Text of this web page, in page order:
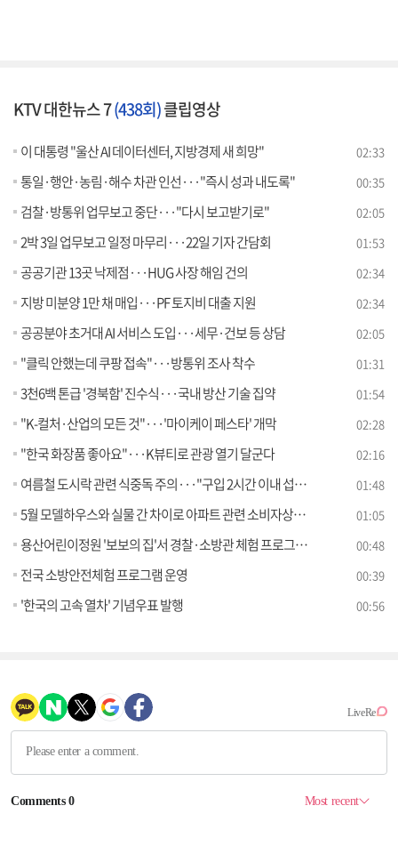
KTV 대한뉴스 7(438회)클립영상
이 대통령 "울산 AI 데이터센터, 지방경제 새 희망" 02:33
통일·행안·농림·해수 차관 인선···"즉시 성과 내도록" 00:35
검찰·방통위 업무보고 중단···"다시 보고받기로" 02:05
2박 3일 업무보고 일정 마무리···22일 기자 간담회 01:53
공공기관 13곳 낙제점···HUG 사장 해임 건의 02:34
지방 미분양 1만 채 매입···PF 토지비 대출 지원 02:34
공공분야 초거대 AI 서비스 도입···세무·건보 등 상담 02:05
"클릭 안했는데 쿠팡 접속"···방통위 조사 착수 01:31
3천6백 톤급 '경북함' 진수식···국내 방산 기술 집약 01:54
"K-컬처·산업의 모든 것"···'마이케이 페스타' 개막 02:28
"한국 화장품 좋아요"···K뷰티로 관광 열기 달군다 02:16
여름철 도시락 관련 식중독 주의···"구입 2시간 이내 섭취해야" 01:48
5월 모델하우스와 실물 간 차이로 아파트 관련 소비자상담 급증 01:05
용산어린이정원 '보보의 집'서 경찰·소방관 체험 프로그램 운영 00:48
전국 소방안전체험 프로그램 운영 00:39
'한국의 고속 열차' 기념우표 발행 00:56